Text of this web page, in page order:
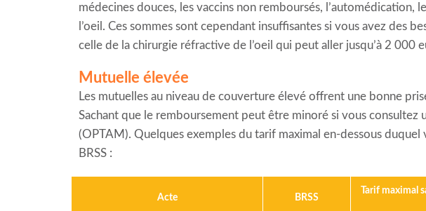
médecines douces, les vaccins non remboursés,
l’oeil. Ces sommes sont cependant insuffisantes si vous avez des
celle de la chirurgie réfractive de l’oeil qui peut aller jusqu’à 2 000
Mutuelle élevée
Les mutuelles au niveau de couverture élevé offrent une bonne
Sachant que le remboursement peut être minoré si vous consultez
(OPTAM). Quelques exemples du tarif maximal en-dessous
BRSS :
Acte BRSS
Tarif maximal